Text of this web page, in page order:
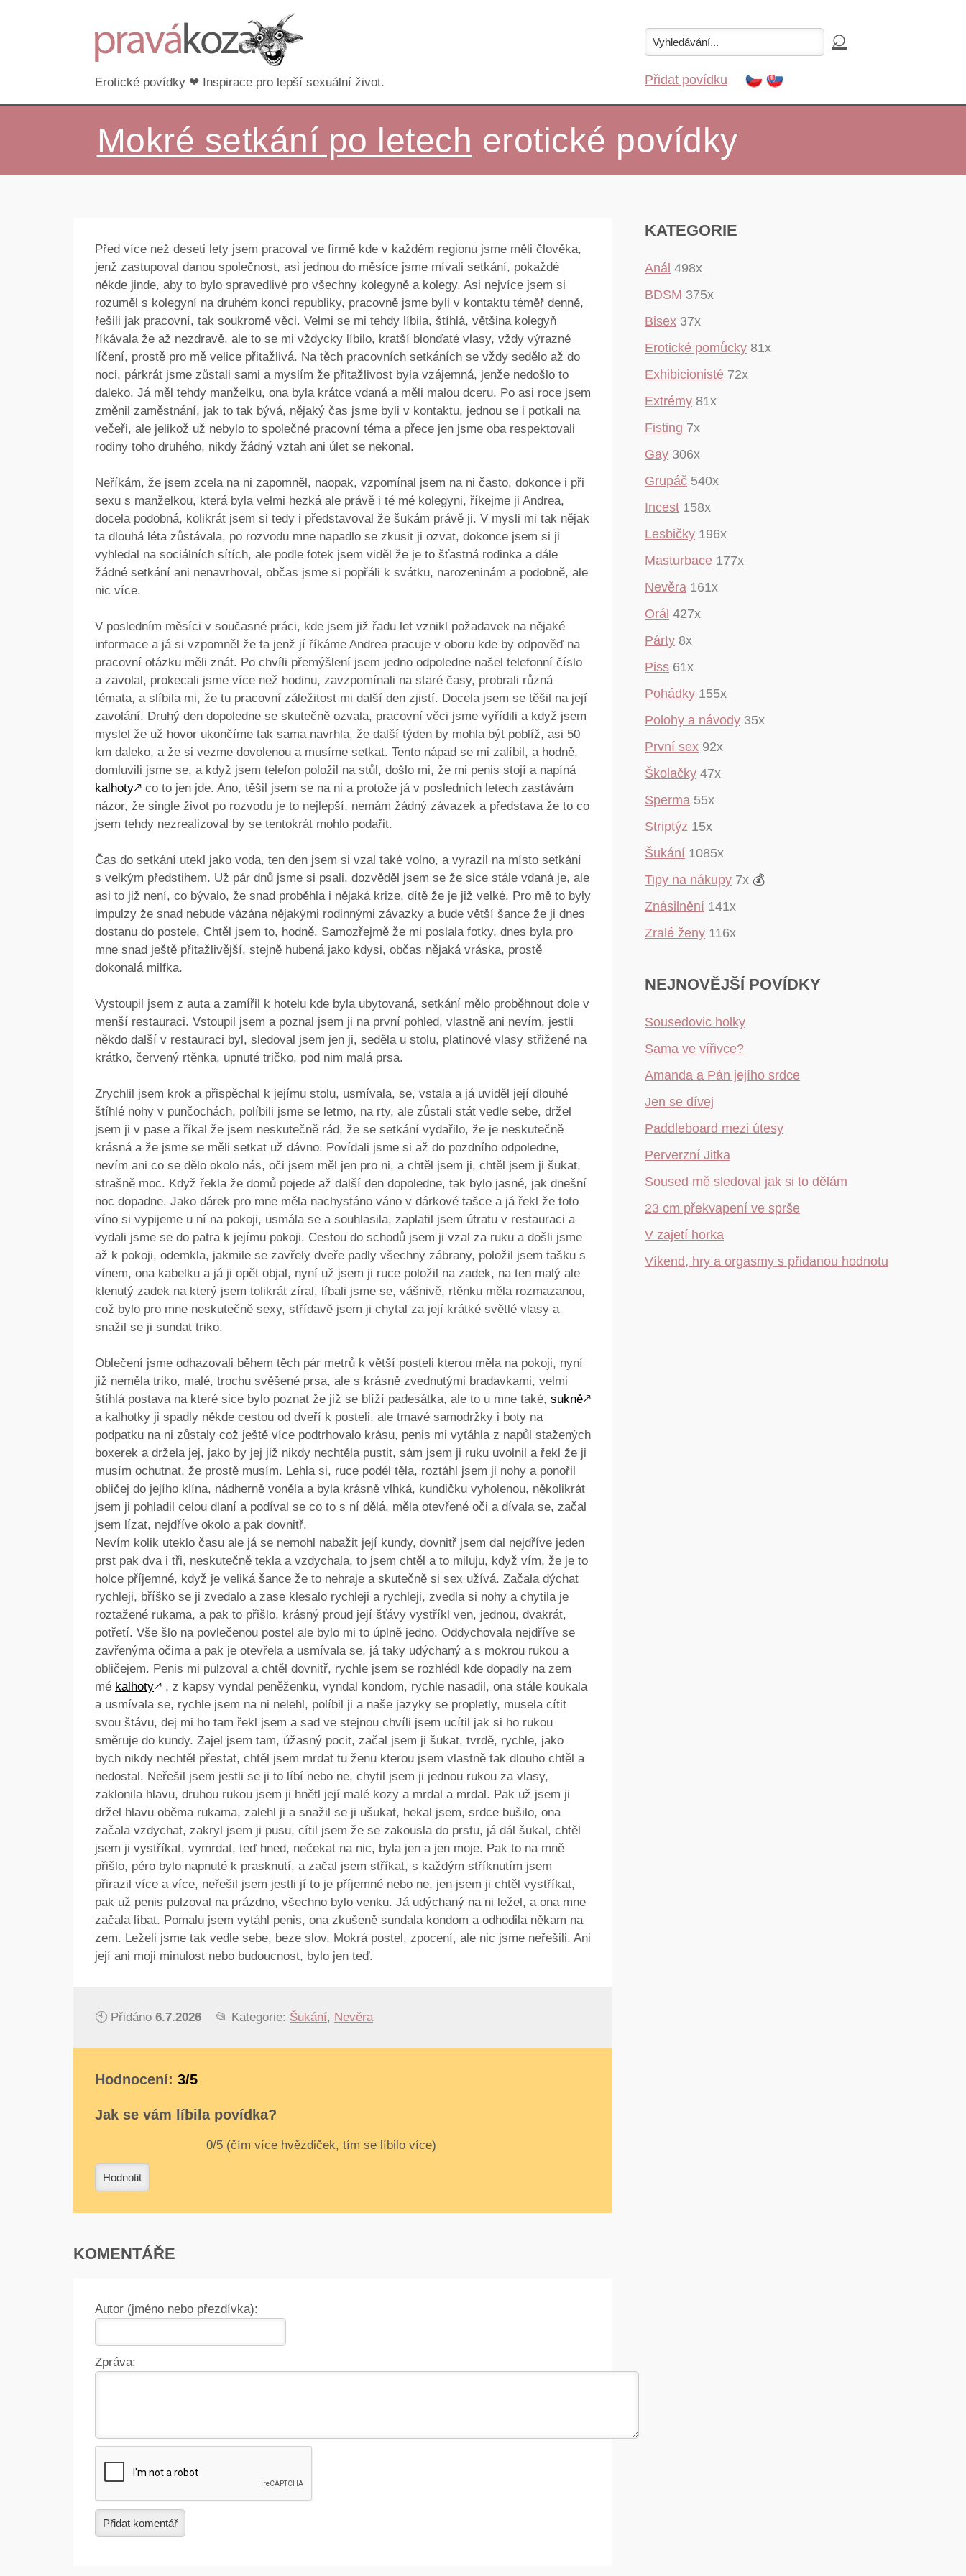
Erotické povídky ❤ Inspirace pro lepší sexuální život. Přidat povídku
Mokré setkání po letech erotické povídky
Před více než deseti lety jsem pracoval ve firmě kde v každém regionu jsme měli člověka,
jenž zastupoval danou společnost, asi jednou do měsíce jsme mívali setkání, pokaždé
někde jinde, aby to bylo spravedlivé pro všechny kolegyně a kolegy. Asi nejvíce jsem si
rozuměl s kolegyní na druhém konci republiky, pracovně jsme byli v kontaktu téměř denně,
řešili jak pracovní, tak soukromě věci. Velmi se mi tehdy líbila, štíhlá, většina kolegyň
říkávala že až nezdravě, ale to se mi vždycky líbilo, kratší blonďaté vlasy, vždy výrazné
líčení, prostě pro mě velice přitažlivá. Na těch pracovních setkáních se vždy sedělo až do
noci, párkrát jsme zůstali sami a myslím že přitažlivost byla vzájemná, jenže nedošlo to
daleko. Já měl tehdy manželku, ona byla krátce vdaná a měli malou dceru. Po asi roce jsem
změnil zaměstnání, jak to tak bývá, nějaký čas jsme byli v kontaktu, jednou se i potkali na
večeři, ale jelikož už nebylo to společné pracovní téma a přece jen jsme oba respektovali
rodiny toho druhého, nikdy žádný vztah ani úlet se nekonal.
Neříkám, že jsem zcela na ni zapomněl, naopak, vzpomínal jsem na ni často, dokonce i při
sexu s manželkou, která byla velmi hezká ale právě i té mé kolegyni, říkejme ji Andrea,
docela podobná, kolikrát jsem si tedy i představoval že šukám právě ji. V mysli mi tak nějak
ta dlouhá léta zůstávala, po rozvodu mne napadlo se zkusit ji ozvat, dokonce jsem si ji
vyhledal na sociálních sítích, ale podle fotek jsem viděl že je to šťastná rodinka a dále
žádné setkání ani nenavrhoval, občas jsme si popřáli k svátku, narozeninám a podobně, ale
nic více.
V posledním měsíci v současné práci, kde jsem již řadu let vznikl požadavek na nějaké
informace a já si vzpomněl že ta jenž jí říkáme Andrea pracuje v oboru kde by odpověď na
pracovní otázku měli znát. Po chvíli přemýšlení jsem jedno odpoledne našel telefonní číslo
a zavolal, prokecali jsme více než hodinu, zavzpomínali na staré časy, probrali různá
témata, a slíbila mi, že tu pracovní záležitost mi další den zjistí. Docela jsem se těšil na její
zavolání. Druhý den dopoledne se skutečně ozvala, pracovní věci jsme vyřídili a když jsem
myslel že už hovor ukončíme tak sama navrhla, že další týden by mohla být poblíž, asi 50
km daleko, a že si vezme dovolenou a musíme setkat. Tento nápad se mi zalíbil, a hodně,
domluvili jsme se, a když jsem telefon položil na stůl, došlo mi, že mi penis stojí a napíná
kalhoty🡕 co to jen jde. Ano, těšil jsem se na ni a protože já v posledních letech zastávám
názor, že single život po rozvodu je to nejlepší, nemám žádný závazek a představa že to co
jsem tehdy nezrealizoval by se tentokrát mohlo podařit.
Čas do setkání utekl jako voda, ten den jsem si vzal také volno, a vyrazil na místo setkání
s velkým předstihem. Už pár dnů jsme si psali, dozvěděl jsem se že sice stále vdaná je, ale
asi to již není, co bývalo, že snad proběhla i nějaká krize, dítě že je již velké. Pro mě to byly
impulzy že snad nebude vázána nějakými rodinnými závazky a bude větší šance že ji dnes
dostanu do postele, Chtěl jsem to, hodně. Samozřejmě že mi poslala fotky, dnes byla pro
mne snad ještě přitažlivější, stejně hubená jako kdysi, občas nějaká vráska, prostě
dokonalá milfka.
Vystoupil jsem z auta a zamířil k hotelu kde byla ubytovaná, setkání mělo proběhnout dole v
menší restauraci. Vstoupil jsem a poznal jsem ji na první pohled, vlastně ani nevím, jestli
někdo další v restauraci byl, sledoval jsem jen ji, seděla u stolu, platinové vlasy střižené na
krátko, červený rtěnka, upnuté tričko, pod nim malá prsa.
Zrychlil jsem krok a přispěchal k jejímu stolu, usmívala, se, vstala a já uviděl její dlouhé
štíhlé nohy v punčochách, políbili jsme se letmo, na rty, ale zůstali stát vedle sebe, držel
jsem ji v pase a říkal že jsem neskutečně rád, že se setkání vydařilo, že je neskutečně
krásná a že jsme se měli setkat už dávno. Povídali jsme si až do pozdního odpoledne,
nevím ani co se dělo okolo nás, oči jsem měl jen pro ni, a chtěl jsem ji, chtěl jsem ji šukat,
strašně moc. Když řekla že domů pojede až další den dopoledne, tak bylo jasné, jak dnešní
noc dopadne. Jako dárek pro mne měla nachystáno váno v dárkové tašce a já řekl že toto
víno si vypijeme u ní na pokoji, usmála se a souhlasila, zaplatil jsem útratu v restauraci a
vydali jsme se do patra k jejímu pokoji. Cestou do schodů jsem ji vzal za ruku a došli jsme
až k pokoji, odemkla, jakmile se zavřely dveře padly všechny zábrany, položil jsem tašku s
vínem, ona kabelku a já ji opět objal, nyní už jsem ji ruce položil na zadek, na ten malý ale
klenutý zadek na který jsem tolikrát zíral, líbali jsme se, vášnivě, rtěnku měla rozmazanou,
což bylo pro mne neskutečně sexy, střídavě jsem ji chytal za její krátké světlé vlasy a
snažil se ji sundat triko.
Oblečení jsme odhazovali během těch pár metrů k větší posteli kterou měla na pokoji, nyní
již neměla triko, malé, trochu svěšené prsa, ale s krásně zvednutými bradavkami, velmi
štíhlá postava na které sice bylo poznat že již se blíží padesátka, ale to u mne také, sukně🡕
a kalhotky ji spadly někde cestou od dveří k posteli, ale tmavé samodržky i boty na
podpatku na ni zůstaly což ještě více podtrhovalo krásu, penis mi vytáhla z napůl stažených
boxerek a držela jej, jako by jej již nikdy nechtěla pustit, sám jsem ji ruku uvolnil a řekl že ji
musím ochutnat, že prostě musím. Lehla si, ruce podél těla, roztáhl jsem ji nohy a ponořil
obličej do jejího klína, nádherně voněla a byla krásně vlhká, kundičku vyholenou, několikrát
jsem ji pohladil celou dlaní a podíval se co to s ní dělá, měla otevřené oči a dívala se, začal
jsem lízat, nejdříve okolo a pak dovnitř.
Nevím kolik uteklo času ale já se nemohl nabažit její kundy, dovnitř jsem dal nejdříve jeden
prst pak dva i tři, neskutečně tekla a vzdychala, to jsem chtěl a to miluju, když vím, že je to
holce příjemné, když je veliká šance že to nehraje a skutečně si sex užívá. Začala dýchat
rychleji, bříško se ji zvedalo a zase klesalo rychleji a rychleji, zvedla si nohy a chytila je
roztažené rukama, a pak to přišlo, krásný proud její šťávy vystříkl ven, jednou, dvakrát,
potřetí. Vše šlo na povlečenou postel ale bylo mi to úplně jedno. Oddychovala nejdříve se
zavřenýma očima a pak je otevřela a usmívala se, já taky udýchaný a s mokrou rukou a
obličejem. Penis mi pulzoval a chtěl dovnitř, rychle jsem se rozhlédl kde dopadly na zem
mé kalhoty🡕 , z kapsy vyndal peněženku, vyndal kondom, rychle nasadil, ona stále koukala
a usmívala se, rychle jsem na ni nelehl, políbil ji a naše jazyky se propletly, musela cítit
svou štávu, dej mi ho tam řekl jsem a sad ve stejnou chvíli jsem ucítil jak si ho rukou
směruje do kundy. Zajel jsem tam, úžasný pocit, začal jsem ji šukat, tvrdě, rychle, jako
bych nikdy nechtěl přestat, chtěl jsem mrdat tu ženu kterou jsem vlastně tak dlouho chtěl a
nedostal. Neřešil jsem jestli se ji to líbí nebo ne, chytil jsem ji jednou rukou za vlasy,
zaklonila hlavu, druhou rukou jsem ji hnětl její malé kozy a mrdal a mrdal. Pak už jsem ji
držel hlavu oběma rukama, zalehl ji a snažil se ji ušukat, hekal jsem, srdce bušilo, ona
začala vzdychat, zakryl jsem ji pusu, cítil jsem že se zakousla do prstu, já dál šukal, chtěl
jsem ji vystříkat, vymrdat, teď hned, nečekat na nic, byla jen a jen moje. Pak to na mně
přišlo, péro bylo napnuté k prasknutí, a začal jsem stříkat, s každým stříknutím jsem
přirazil více a více, neřešil jsem jestli jí to je příjemné nebo ne, jen jsem ji chtěl vystříkat,
pak už penis pulzoval na prázdno, všechno bylo venku. Já udýchaný na ni ležel, a ona mne
začala líbat. Pomalu jsem vytáhl penis, ona zkušeně sundala kondom a odhodila někam na
zem. Leželi jsme tak vedle sebe, beze slov. Mokrá postel, zpocení, ale nic jsme neřešili. Ani
její ani moji minulost nebo budoucnost, bylo jen teď.
🕙 Přidáno 6.7.2026 📂 Kategorie: Šukání, Nevěra
Hodnocení: 3/5
Jak se vám líbila povídka?
Hodnotit
KOMENTÁŘE
Autor (jméno nebo přezdívka):
Zpráva:
Přidat komentář
KATEGORIE
Anál 498x
BDSM 375x
Bisex 37x
Erotické pomůcky 81x
Exhibicionisté 72x
Extrémy 81x
Fisting 7x
Gay 306x
Grupáč 540x
Incest 158x
Lesbičky 196x
Masturbace 177x
Nevěra 161x
Orál 427x
Párty 8x
Piss 61x
Pohádky 155x
Polohy a návody 35x
První sex 92x
Školačky 47x
Sperma 55x
Striptýz 15x
Šukání 1085x
Tipy na nákupy 7x 💰
Znásilnění 141x
Zralé ženy 116x
NEJNOVĚJŠÍ POVÍDKY
Sousedovic holky
Sama ve vířivce?
Amanda a Pán jejího srdce
Jen se dívej
Paddleboard mezi útesy
Perverzní Jitka
Soused mě sledoval jak si to dělám
23 cm překvapení ve sprše
V zajetí horka
Víkend, hry a orgasmy s přidanou hodnotu